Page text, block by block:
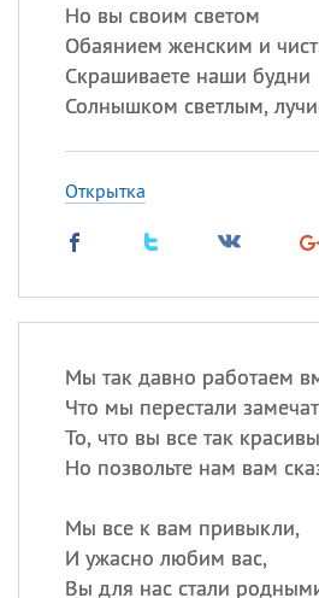
Но вы своим светом
Обаянием женским и
Скрашиваете наши будни
Солнышком светлым,
Открытка
Мы так давно работаем
Что мы перестали
То, что вы все так
Но позвольте нам вам
Мы все к вам привыкли,
И ужасно любим вас,
Вы для нас стали